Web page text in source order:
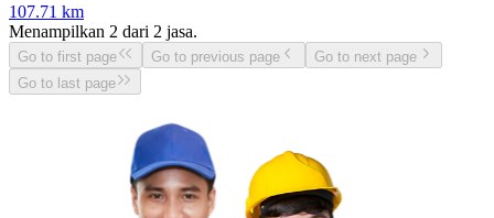
107.71 km
Menampilkan 2 dari 2 jasa.
Go to first page Go to previous page
Go to next page
Go to last page